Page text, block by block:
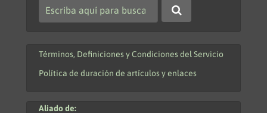
Términos, Definiciones y Condiciones del Servicio
Política de duración de artículos y enlaces
Aliado de: